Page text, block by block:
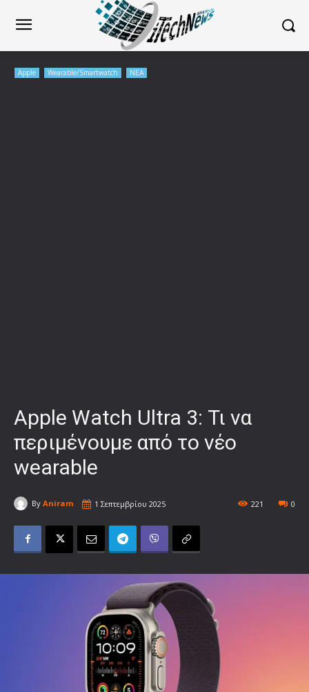
Apple Wearable/Smartwatch ΝΕΑ
Apple Watch Ultra 3: Τι να
περιμένουμε από το νέο
wearable
By Aniram 1 Σεπτεμβρίου 2025 0
221